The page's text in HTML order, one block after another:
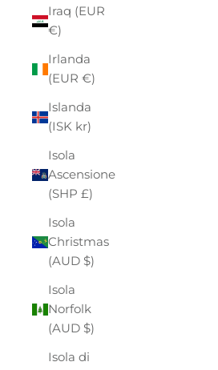
Iraq (EUR
€)
Irlanda
(EUR €)
Islanda
(ISK kr)
Isola
Ascensione
(SHP £)
Isola
Christmas
(AUD $)
Isola
Norfolk
(AUD $)
Isola di